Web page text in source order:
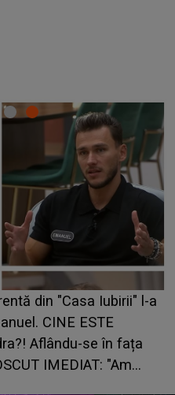
8-9 august 2026.
fără bani. O decizie
semnificative și îi dă